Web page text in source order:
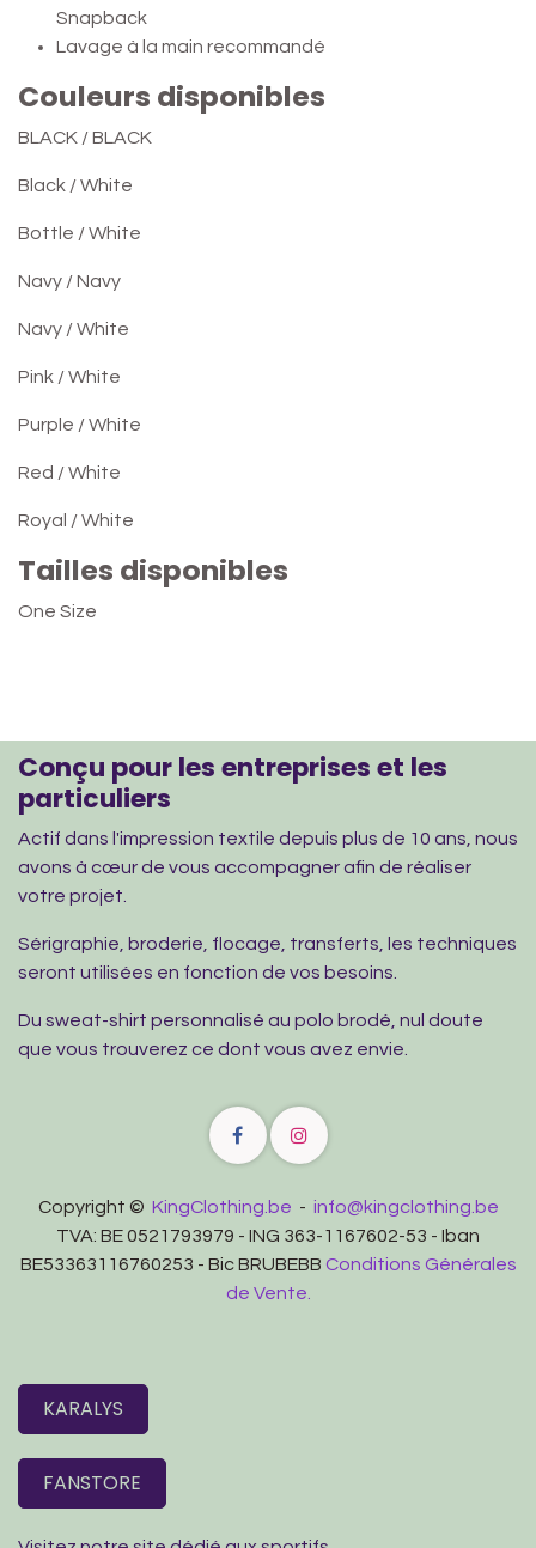
Snapback
Lavage à la main recommandé
Couleurs disponibles
BLACK / BLACK
Black / White
Bottle / White
Navy / Navy
Navy / White
Pink / White
Purple / White
Red / White
Royal / White
Tailles disponibles
One Size
Conçu pour les entreprises et les
particuliers
Actif dans l'impression textile depuis plus de 10 ans, nous
avons à cœur de vous accompagner afin de réaliser
votre projet.
Sérigraphie, broderie, flocage, transferts, les techniques
seront utilisées en fonction de vos besoins.
Du sweat-shirt personnalisé au polo brodé, nul doute
que vous trouverez ce dont vous avez envie.
Copyright © KingClothing.be - info@kingclothing.be
TVA: BE 0521793979 - ING 363-1167602-53 - Iban
BE53363116760253 - Bic BRUBEBB Conditions Générales
de Vente.
KARALYS
FANSTORE